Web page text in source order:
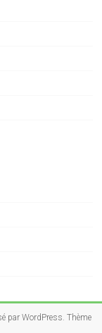
par WordPress. Thème